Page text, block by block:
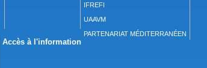
IFREFI
UAAVM
PARTENARIAT MÉDITERRANÉEN
Accès à l'information